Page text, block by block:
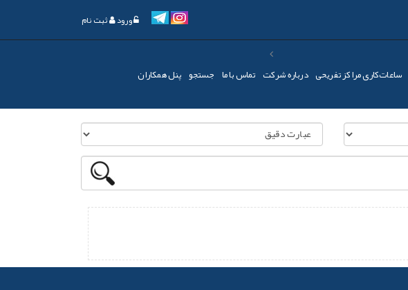
ورود ثبت نام
ساعات‌کاری مراکز تفریحی درباره شرکت تماس با ما جستجو پنل همکاران